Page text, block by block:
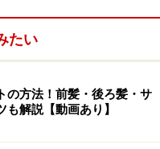
の量は変化します。そ
人の一生を追いかけな
みましょう。
たい
の方法！前髪・後ろ髪・サ
解説【動画あり】